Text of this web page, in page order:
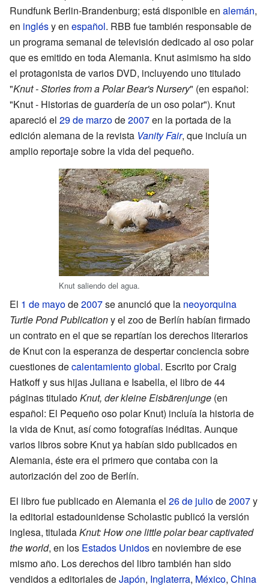
Rundfunk Berlin-Brandenburg; está disponible en alemán,
en inglésy en español. RBB fue también responsable de
un programa semanal de televisión dedicado al oso polar
que es emitido en toda Alemania. Knut asimismo ha sido
el protagonista de varios DVD, incluyendo uno titulado
"Knut - Stories from a Polar Bear's Nursery" (en español:
"Knut - Historias de guardería de un oso polar"). Knut
apareció el 29 de marzode2007en la portada de la
edición alemana de la revista Vanity Fair, que incluía un
amplio reportaje sobre la vida del pequeño.
Knut saliendo del agua.
El 1 de mayode2007se anunció que la neoyorquina
Turtle Pond Publicationy el zoo de Berlín habían firmado
un contrato en el que se repartían los derechos literarios
de Knut con la esperanza de despertar conciencia sobre
cuestiones decalentamiento global. Escrito por Craig
Hatkoff y sus hijas Juliana e Isabella, el libro de 44
páginas tituladoKnut, der kleine Eisbärenjunge (en
español: El Pequeño oso polar Knut) incluía la historia de
la vida de Knut, así como fotografías inéditas. Aunque
varios libros sobre Knut ya habían sido publicados en
Alemania, éste era el primero que contaba con la
autorización del zoo de Berlín.
El libro fue publicado en Alemania el 26 de juliode2007y
la editorial estadounidense Scholastic publicó la versión
inglesa, tituladaKnut: How one little polar bear captivated
the world, en los Estados Unidosen noviembre de ese
mismo año. Los derechos del libro también han sido
vendidos a editoriales deJapón, Inglaterra, México, China